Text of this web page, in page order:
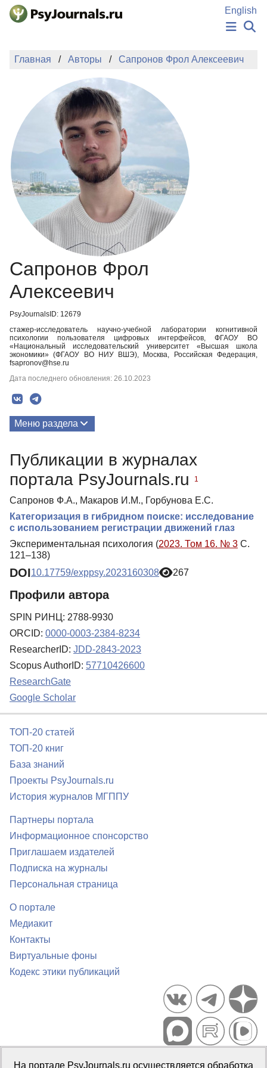
Перейти к основному содержанию
English
НОВОСТИ
АВТОРЫ
ПОДАТЬ РУКОПИСЬ
БАЗА ЗНАНИЙ
КЛЮЧЕВЫЕ СЛОВА
Регистрация
Главная Авторы Сапронов Фрол Алексеевич
Сапронов Фрол
Алексеевич
PsyJournalsID: 12679
стажер-исследователь научно-учебной лаборатории когнитивной
психологии пользователя цифровых интерфейсов, ФГАОУ ВО
«Национальный исследовательский университет «Высшая школа
экономики» (ФГАОУ ВО НИУ ВШЭ), Москва, Российская Федерация,
fsapronov@hse.ru
Дата последнего обновления: 26.10.2023
Меню раздела
Биография
Публикации в журналах
портала PsyJournals.ru
1
Сапронов Ф.А., Макаров И.М., Горбунова Е.С.
Категоризация в гибридном поиске: исследование
с использованием регистрации движений глаз
Экспериментальная психология (2023. Том 16. № 3 С.
121–138)
DOI10.17759/exppsy.2023160308 267
Профили автора
SPIN РИНЦ: 2788-9930
ORCID: 0000-0003-2384-8234
ResearcherID: JDD-2843-2023
Scopus AuthorID: 57710426600
ResearchGate
Google Scholar
ТОП-20 статей
ТОП-20 книг
База знаний
Проекты PsyJournals.ru
История журналов МГППУ
Партнеры портала
Информационное спонсорство
Приглашаем издателей
Подписка на журналы
Персональная страница
О портале
Медиакит
Контакты
Виртуальные фоны
Кодекс этики публикаций
Портал психологических изданий PsyJournals.ru, 2007–2026
На портале PsyJournals.ru осуществляется обработка